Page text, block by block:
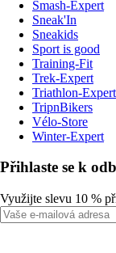
Smash-Expert
Sneak'In
Sneakids
Sport is good
Training-Fit
Trek-Expert
Triathlon-Expert
TripnBikers
Vélo-Store
Winter-Expert
Přihlaste se k
Využijte slevu 10 %